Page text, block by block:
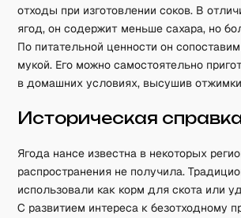
отходы при изготовлении соков. В
ягод, он содержит меньше сахара, но
По питательной ценности он
мукой. Его можно самостоятельно
в домашних условиях, высушив
Историческая
Ягода нансе известна в некоторых
распространения не получила.
использовали как корм для скота или
С развитием интереса к безотходному